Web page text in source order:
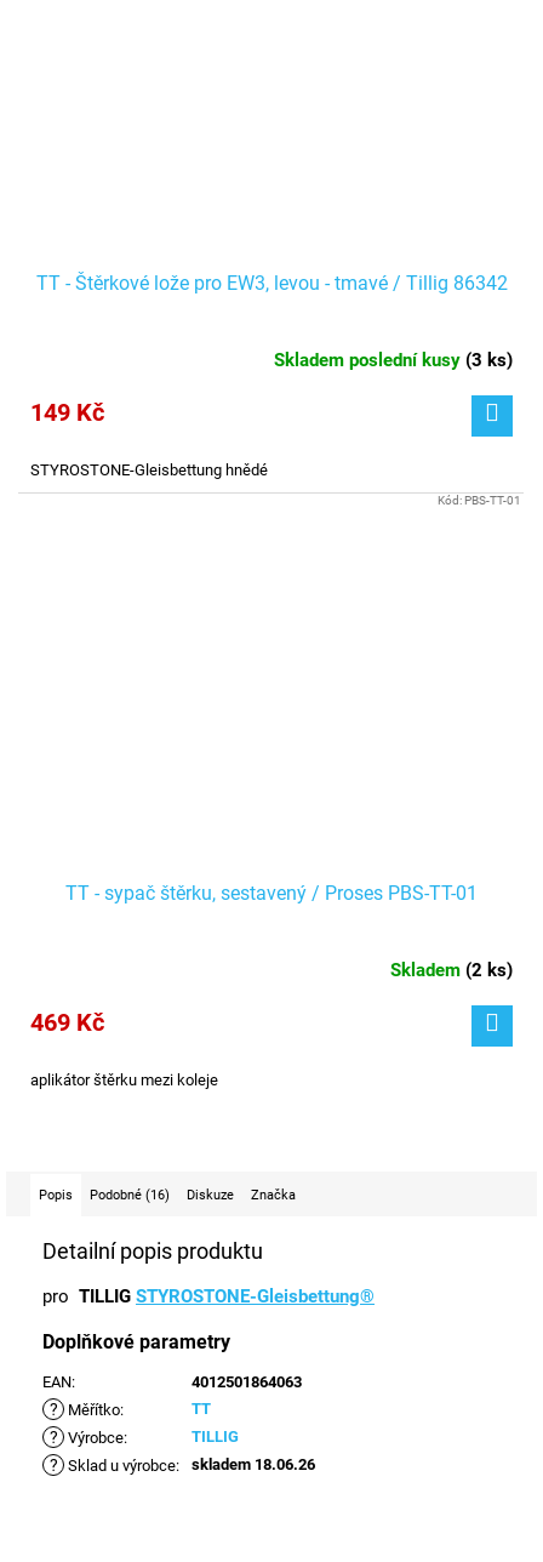
TT - Štěrkové lože pro EW3, levou - tmavé / Tillig 86342
Skladem poslední kusy (3 ks)
149 Kč
STYROSTONE-Gleisbettung hnědé
TT - sypač štěrku, sestavený / Proses PBS-TT-01
Skladem (2 ks)
469 Kč
aplikátor štěrku mezi koleje
Kód:PBS-TT-01
Popis Podobné (16) Diskuze Značka
Detailní popis produktu
pro TILLIG STYROSTONE-Gleisbettung®
Doplňkové parametry
EAN: 4012501864063
? Měřítko: TT
? Výrobce: TILLIG
? Sklad u výrobce: skladem 18.06.26